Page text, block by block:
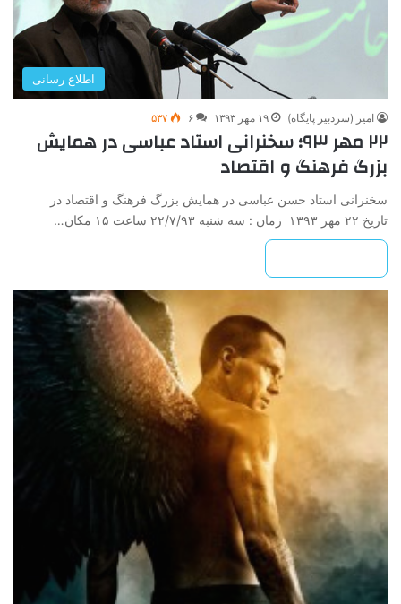
اطلاع رسانی
امیر (سردبیر پایگاه) ۱۹ مهر ۱۳۹۳ ۶ ۵۳۷
۲۲ مهر ۹۳؛ سخنرانی استاد عباسی در همایش
بزرگ فرهنگ و اقتصاد
سخنرانی استاد حسن عباسی در همایش بزرگ فرهنگ و اقتصاد در
تاریخ ۲۲ مهر ۱۳۹۳ زمان : سه شنبه ۲۲/۷/۹۳ ساعت ۱۵ مکان…